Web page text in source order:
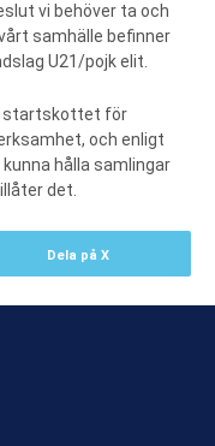
vi behöver ta och
samhälle befinner
U21/pojk elit.
startskottet för
och enligt
hålla samlingar
det.
Dela på X